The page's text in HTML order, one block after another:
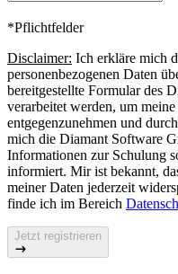
*Pflichtfelder
Disclaimer: Ich erkläre mich
personenbezogenen Daten
bereitgestellte Formular des
verarbeitet werden, um
entgegenzunehmen und
mich die Diamant Software
Informationen zur Schulung
informiert. Mir ist bekannt,
meiner Daten jederzeit
finde ich im Bereich
Jetzt registrieren